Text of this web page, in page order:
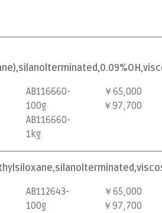
AB116660-
100g
AB116660-
1kg
￥65,000
￥97,700
AB112643-
100g
￥65,000
￥97,700